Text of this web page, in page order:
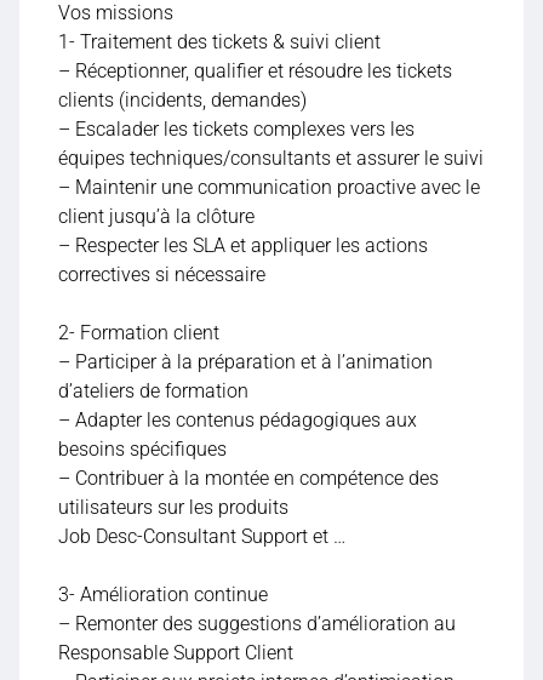
Vos missions
1- Traitement des tickets & suivi client
– Réceptionner, qualifier et résoudre les tickets
clients (incidents, demandes)
– Escalader les tickets complexes vers les
équipes techniques/consultants et assurer le suivi
– Maintenir une communication proactive avec le
client jusqu’à la clôture
– Respecter les SLA et appliquer les actions
correctives si nécessaire
2- Formation client
– Participer à la préparation et à l’animation
d’ateliers de formation
– Adapter les contenus pédagogiques aux
besoins spécifiques
– Contribuer à la montée en compétence des
utilisateurs sur les produits
Job Desc-Consultant Support et …
3- Amélioration continue
– Remonter des suggestions d’amélioration au
Responsable Support Client